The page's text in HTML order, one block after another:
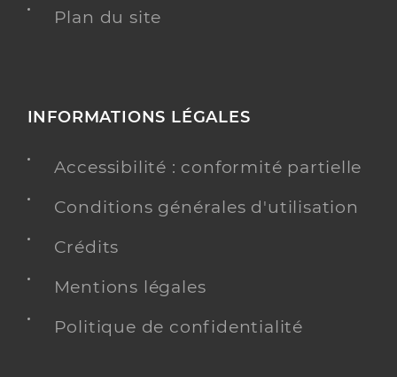
Plan du site
INFORMATIONS LÉGALES
Accessibilité : conformité partielle
Conditions générales d'utilisation
Crédits
Mentions légales
Politique de confidentialité